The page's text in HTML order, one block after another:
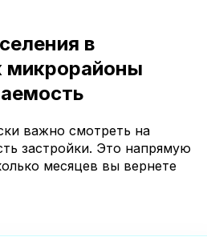
в
микрорайоны
важно смотреть на
застройки. Это напрямую
месяцев вы вернете